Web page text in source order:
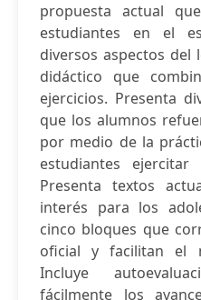
propuesta actual
estudiantes en el
diversos aspectos del
didáctico que
ejercicios. Presenta
que los alumnos
por medio de la
estudiantes ejercitar
Presenta textos
interés para los
cinco bloques que
oficial y facilitan el
Incluye
fácilmente los